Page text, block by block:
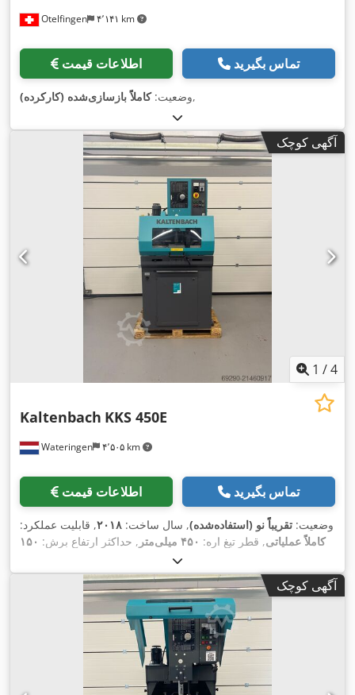
Otelfingen ۴٬۱۴۱ km
اطلاعات قیمت تماس بگیرید
وضعیت:کاملاً بازسازی‌شده (کارکرده) ,
آگهی کوچک
1 /4
Wateringen ۴٬۵۰۵ km
Kaltenbach KKS 450E
اطلاعات قیمت تماس بگیرید
وضعیت: تقریباً نو (استفاده‌شده), سال ساخت: ۲۰۱۸, قابلیت عملکرد:
کاملاً عملیاتی, قطر تیغ اره: ۴۵۰ میلی‌متر , حداکثر ارتفاع برش: ۱۵۰
, تجهیزات:
نامحدود قابل تنظیم,
آگهی کوچک